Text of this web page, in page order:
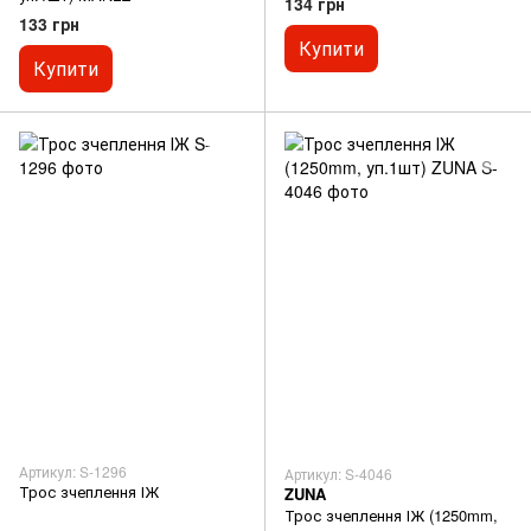
133 грн
Купити
Купити
Артикул: S-1296
Трос зчеплення ІЖ
Артикул: S-4046
ZUNA
Трос зчеплення ІЖ (1250mm,